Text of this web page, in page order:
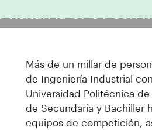
Más de un millar de
de Ingeniería Industrial
Universidad Politécnica
de Secundaria y Bachiller
equipos de competición,